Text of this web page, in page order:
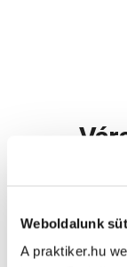
Weboldalunk
A praktiker.hu